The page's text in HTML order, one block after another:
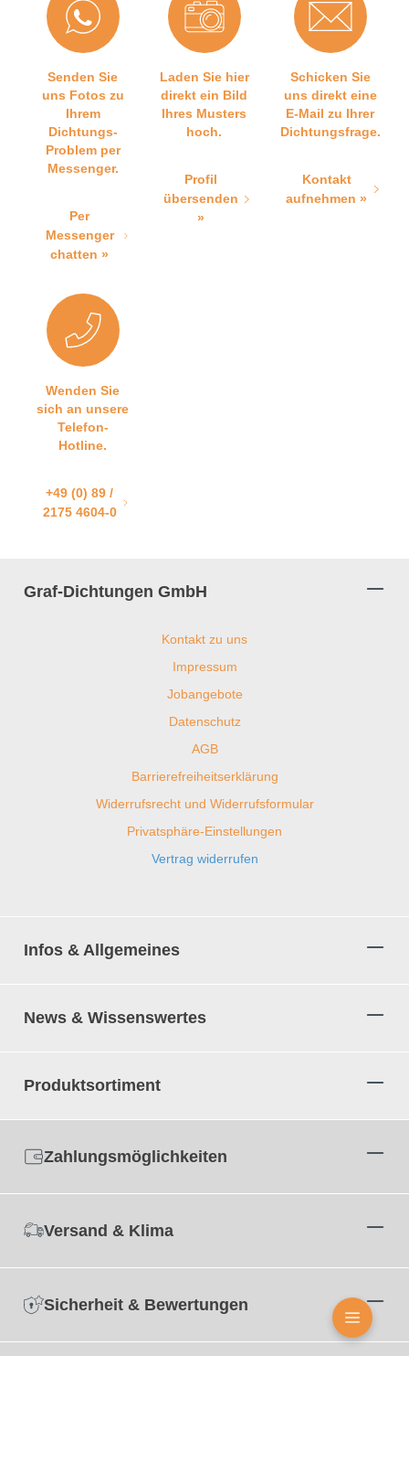
Senden Sie
uns Fotos zu
Ihrem
Dichtungs-
Problem per
Messenger.
Per
Messenger
chatten »
Laden Sie hier
direkt ein Bild
Ihres Musters
hoch.
Profil
übersenden
»
Schicken Sie
uns direkt eine
E-Mail zu Ihrer
Dichtungsfrage.
Kontakt
aufnehmen »
Wenden Sie
sich an unsere
Telefon-
Hotline.
+49 (0) 89 /
2175 4604-0
Graf-Dichtungen GmbH
Kontakt zu uns
Impressum
Jobangebote
Datenschutz
AGB
Barrierefreiheitserklärung
Widerrufsrecht und Widerrufsformular
Privatsphäre-Einstellungen
Vertrag widerrufen
Infos & Allgemeines
News & Wissenswertes
Produktsortiment
Zahlungsmöglichkeiten
Versand & Klima
Sicherheit & Bewertungen